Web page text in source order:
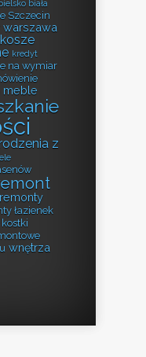
biała
Szczecin
kosze
kredyt
na wymiar
meble
z
remonty
łazienek
wnętrza